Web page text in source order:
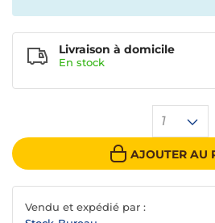
1
AJOUTER AU
Livraison à domicile
En stock
Vendu et expédié par :